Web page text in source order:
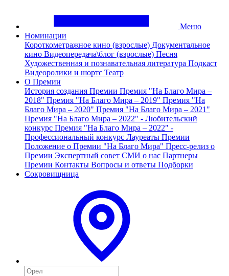
Меню
Номинации
Короткометражное кино (взрослые) Документальное
кино Видеопередача\блог (взрослые) Песня
Художественная и познавательная литература Подкаст
Видеоролики и шортс Театр
О Премии
История создания Премии Премия "На Благо Мира –
2018" Премия "На Благо Мира – 2019" Премия "На
Благо Мира – 2020" Премия "На Благо Мира – 2021"
Премия "На Благо Мира – 2022" - Любительский
конкурс Премия "На Благо Мира – 2022" -
Профессиональный конкурс Лауреаты Премии
Положение о Премии "На Благо Мира" Пресс-релиз о
Премии Экспертный совет СМИ о нас Партнеры
Премии Контакты Вопросы и ответы Подборки
Сокровищница